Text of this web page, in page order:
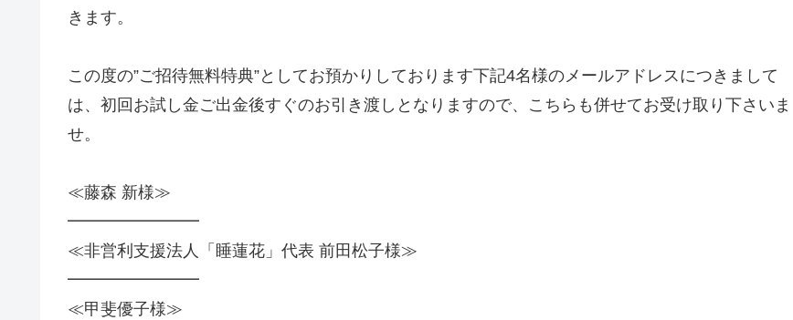
きます。
この度の”ご招待無料特典”としてお預かりしております下記4名様のメールアドレスにつきまして
は、初回お試し金ご出金後すぐのお引き渡しとなりますので、こちらも併せてお受け取り下さいま
せ。
≪藤森 新様≫
━━━━━━━━
≪非営利支援法人「睡蓮花」代表 前田松子様≫
━━━━━━━━
≪甲斐優子様≫